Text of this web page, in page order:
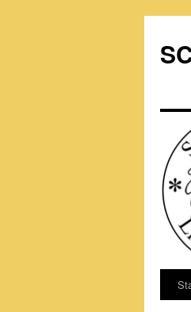
springen